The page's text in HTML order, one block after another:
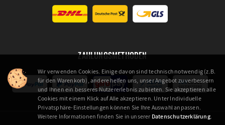
ZAHLUNGSMETHODEN
Wir verwenden Cookies. Einige davon sind technisch notwendig (z.B.
für den Warenkorb), andere helfen uns, unser Angebot zu verbessern
und Ihnen ein besseres Nutzererlebnis zu bieten. Sie akzeptieren alle
Cookies mit einem Klick auf Alle akzeptieren. Unter Individuelle
Privatsphäre-Einstellungen können Sie Ihre Auswahl anpassen.
Weitere Informationen finden Sie in unserer Datenschutzerklärung.